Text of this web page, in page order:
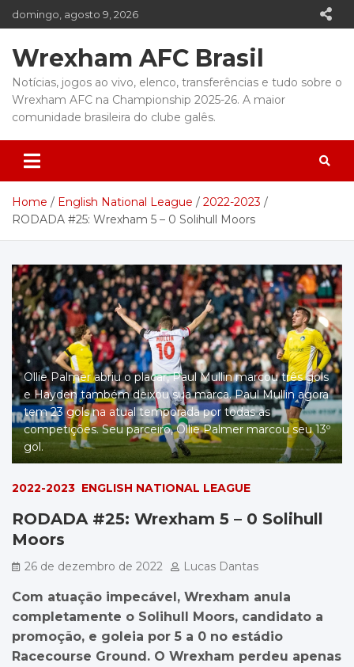
Skip
to
domingo, agosto 9, 2026
Wrexham AFC Brasil
Notícias, jogos ao vivo, elenco, transferências e tudo sobre o
Wrexham AFC na Championship 2025-26. A maior
comunidade brasileira do clube galês.
Home English National League
2022-2023
RODADA #25: Wrexham 5 – 0 Solihull Moors
Ollie Palmer abriu o placar, Paul Mullin marcou três gols
e Hayden também deixou sua marca. Paul Mullin agora
tem 23 gols na atual temporada por todas as
competições. Seu parceiro, Ollie Palmer marcou seu 13º
gol.
2022-2023 ENGLISH NATIONAL LEAGUE
RODADA #25: Wrexham 5 – 0 Solihull
Moors
26 de dezembro de 2022 Lucas Dantas
Com atuação impecável, Wrexham anula
completamente o Solihull Moors, candidato a
promoção, e goleia por 5 a 0 no estádio
Racecourse Ground. O Wrexham perdeu apenas